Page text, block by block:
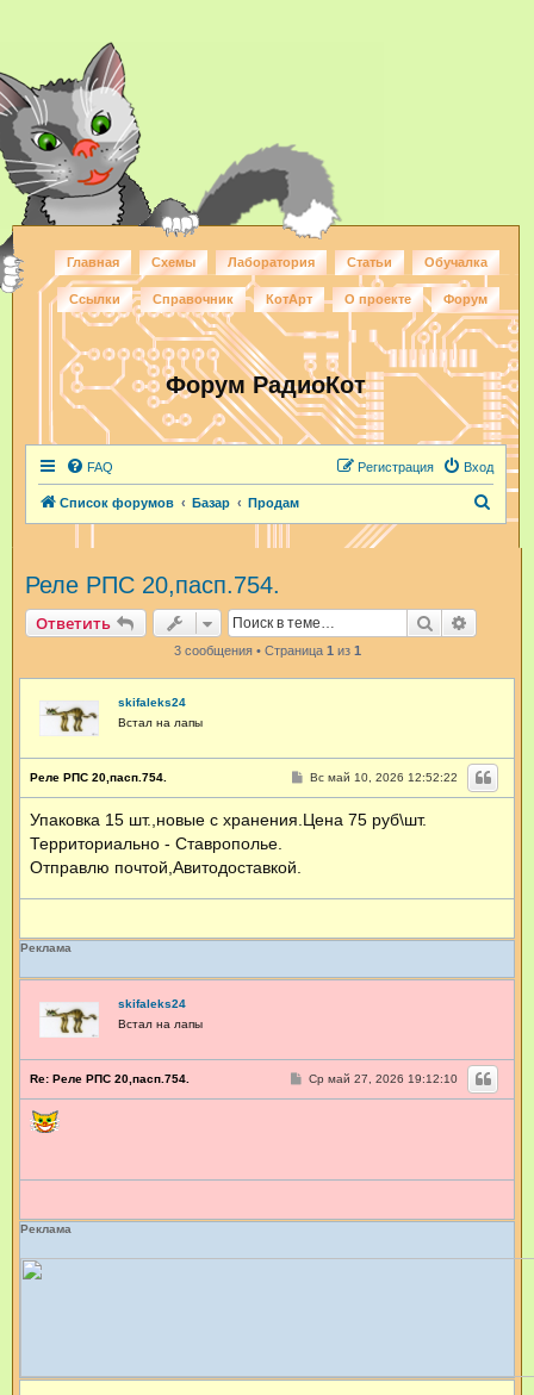
Главная Схемы Лаборатория Статьи Обучалка
Ссылки Справочник КотАрт О проекте Форум
Форум РадиоКот
FAQ Вход
Регистрация
Список форумов Базар Продам
Реле РПС 20,пасп.754.
Ответить Поиск
3 сообщения • Страница 1 из 1
skifaleks24
Встал на лапы
Реле РПС 20,пасп.754.
С
щ
Вс май 10, 2026 12:52:22
Упаковка 15 шт.,новые с хранения.Цена 75 руб\шт.
Территориально - Ставрополье.
Отправлю почтой,Авитодоставкой.
Реклама
skifaleks24
Встал на лапы
Re: Реле РПС 20,пасп.754.
С
и
Ср май 27, 2026 19:12:10
Реклама